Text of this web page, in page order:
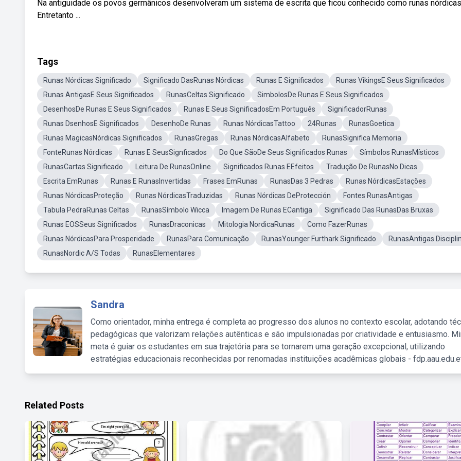
Na antiguidade os povos germânicos desenvolveram um sistema de escrita que ficou conhecido como runas
Entretanto ...
Tags
Runas Nórdicas Significado Significado DasRunas Nórdicas Runas E Significados
Runas VikingsE Seus Significados
Runas AntigasE Seus Significados
RunasCeltas Significado
SimbolosDe Runas E Seus Significados
DesenhosDe Runas E Seus Significados
Runas E Seus SignificadosEm Português
SignificadorRunas
Runas DsenhosE Significados
DesenhoDe Runas Runas NórdicasTattoo 24Runas
RunasGoetica
Runas MagicasNórdicas Significados
RunasGregas Runas NórdicasAlfabeto
RunasSignifica Memoria
FonteRunas Nórdicas
Runas E SeusSignficados Do Que SãoDe Seus Significados Runas
Símbolos RunasMísticos
RunasCartas Significado
Leitura De RunasOnline Significados Runas EEfeitos
Tradução De RunasNo Dicas
Escrita EmRunas
Runas E RunasInvertidas Frases EmRunas RunasDas 3 Pedras
Runas NórdicasEstações
Runas NórdicasProteção
Runas NórdicasTraduzidas Runas Nórdicas DeProtección
Fontes RunasAntigas
Tabula PedraRunas Celtas
RunasSímbolo Wicca Imagem De Runas ECantiga
Significado Das RunasDas Bruxas
Runas EOSSeus Significados
RunasDraconicas Mitologia NordicaRunas
Como FazerRunas
Runas NórdicasPara Prosperidade
RunasPara Comunicação RunasYounger Furthark Significado
RunasAntigas
RunasNordic A/S Todas
RunasElementares
Sandra
Como orientador, minha entrega é completa ao progresso dos alunos no contexto escolar, adotando
pedagógicas que valorizam relações autênticas e são impulsionadas por criatividade e entusiasmo.
meta é guiar os estudantes em sua trajetória para se tornarem uma geração excepcional, utilizando
estratégias educacionais reconhecidas por renomadas instituições acadêmicas globais -
Related Posts